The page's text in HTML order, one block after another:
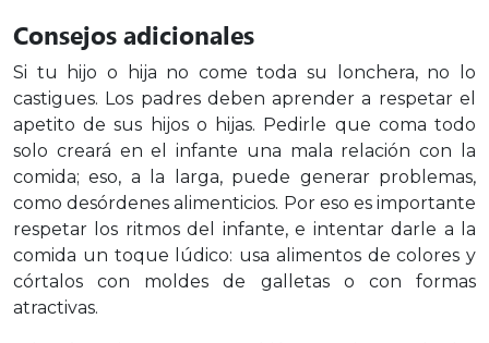
Consejos adicionales
Si tu hijo o hija no come toda su lonchera, no lo
castigues. Los padres deben aprender a respetar el
apetito de sus hijos o hijas. Pedirle que coma todo
solo creará en el infante una mala relación con la
comida; eso, a la larga, puede generar problemas,
como desórdenes alimenticios. Por eso es importante
respetar los ritmos del infante, e intentar darle a la
comida un toque lúdico: usa alimentos de colores y
córtalos con moldes de galletas o con formas
atractivas.